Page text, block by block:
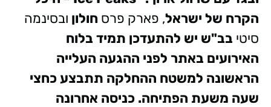
הקרח של ישראל, פארק פרס חולון ובסינמה
סיטי בב"ש יש להתעדכן תמיד בלוח
האירועים באתר לפני ההגעה העלייה
הראשונה למשטח ההחלקה תתבצע כחצי
שעה משעת הפתיחה. כניסה אחרונה